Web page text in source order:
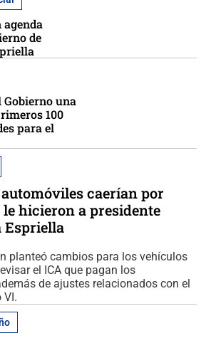
agenda
de
una
100
para el
caerían por
le hicieron a presidente
Espriella
planteó cambios para los vehículos
el ICA que pagan los
de ajustes relacionados con el
VI.